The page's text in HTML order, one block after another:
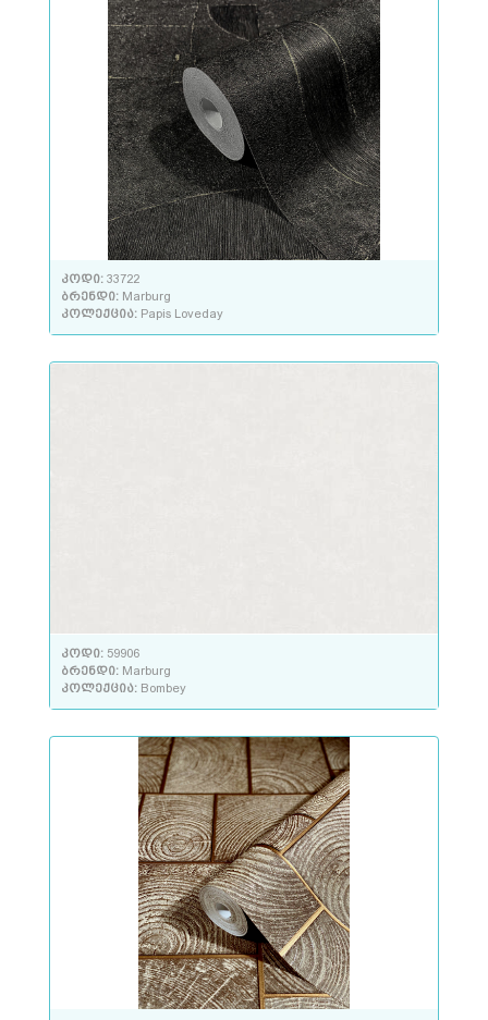
კოდი: 33722
ბრენდი: Marburg
კოლექცია: Papis Loveday
კოდი: 59906
ბრენდი: Marburg
კოლექცია: Bombey